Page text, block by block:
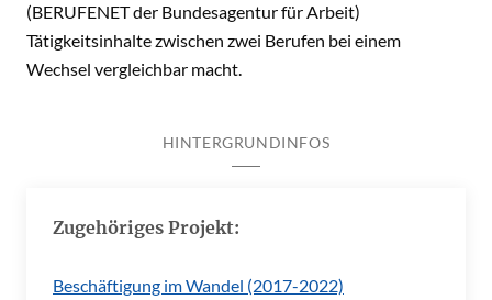
(BERUFENET der Bundesagentur für Arbeit)
Tätigkeitsinhalte zwischen zwei Berufen bei einem
Wechsel vergleichbar macht.
HINTERGRUNDINFOS
Zugehöriges Projekt:
Beschäftigung im Wandel (2017-2022)